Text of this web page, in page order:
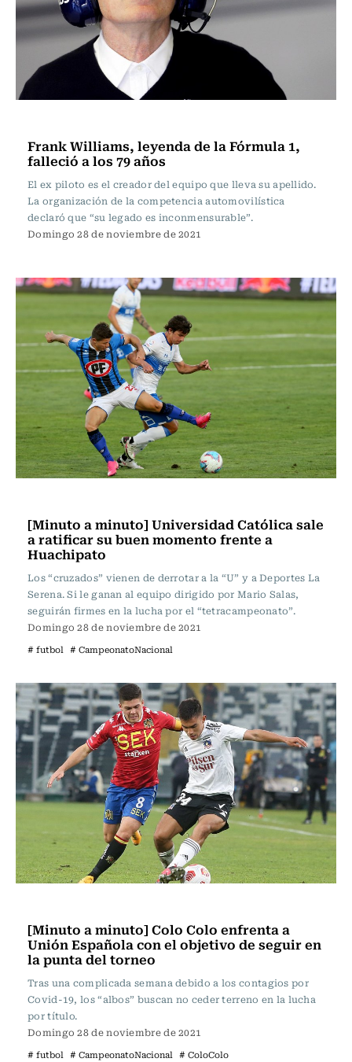
Frank Williams, leyenda de la Fórmula 1,
falleció a los 79 años
El ex piloto es el creador del equipo que lleva su apellido.
La organización de la competencia automovilística
declaró que “su legado es inconmensurable”.
Domingo 28 de noviembre de 2021
[Minuto a minuto] Universidad Católica sale
a ratificar su buen momento frente a
Huachipato
Los “cruzados” vienen de derrotar a la “U” y a Deportes La
Serena. Si le ganan al equipo dirigido por Mario Salas,
seguirán firmes en la lucha por el “tetracampeonato”.
Domingo 28 de noviembre de 2021
# futbol # CampeonatoNacional
[Minuto a minuto] Colo Colo enfrenta a
Unión Española con el objetivo de seguir en
la punta del torneo
Tras una complicada semana debido a los contagios por
Covid-19, los “albos” buscan no ceder terreno en la lucha
por título.
Domingo 28 de noviembre de 2021
# futbol # CampeonatoNacional # ColoColo